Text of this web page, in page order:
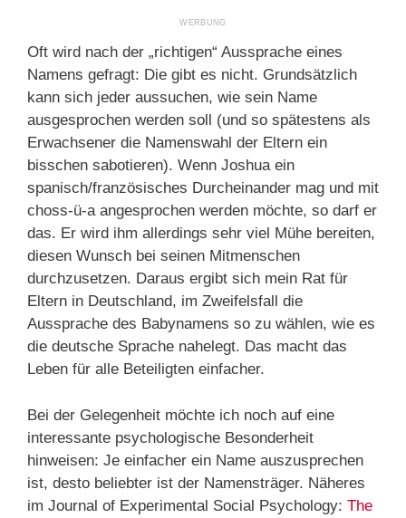
Oft wird nach der „richtigen“ Aussprache eines
Namens gefragt: Die gibt es nicht. Grundsätzlich
kann sich jeder aussuchen, wie sein Name
ausgesprochen werden soll (und so spätestens als
Erwachsener die Namenswahl der Eltern ein
bisschen sabotieren). Wenn Joshua ein
spanisch/französisches Durcheinander mag und mit
choss-ü-a angesprochen werden möchte, so darf er
das. Er wird ihm allerdings sehr viel Mühe bereiten,
diesen Wunsch bei seinen Mitmenschen
durchzusetzen. Daraus ergibt sich mein Rat für
Eltern in Deutschland, im Zweifelsfall die
Aussprache des Babynamens so zu wählen, wie es
die deutsche Sprache nahelegt. Das macht das
Leben für alle Beteiligten einfacher.
Bei der Gelegenheit möchte ich noch auf eine
interessante psychologische Besonderheit
hinweisen: Je einfacher ein Name auszusprechen
ist, desto beliebter ist der Namensträger. Näheres
im Journal of Experimental Social Psychology: The